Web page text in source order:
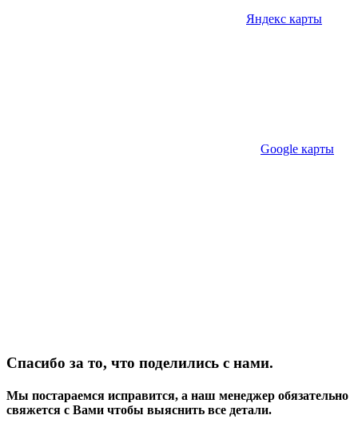
Яндекс карты
Google карты
Спасибо за то, что поделились с нами.
Мы постараемся исправится, а наш менеджер обязательно
свяжется с Вами чтобы выяснить все детали.